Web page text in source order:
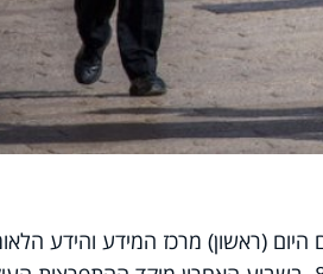
(ראשון) מרכז המידע והידע